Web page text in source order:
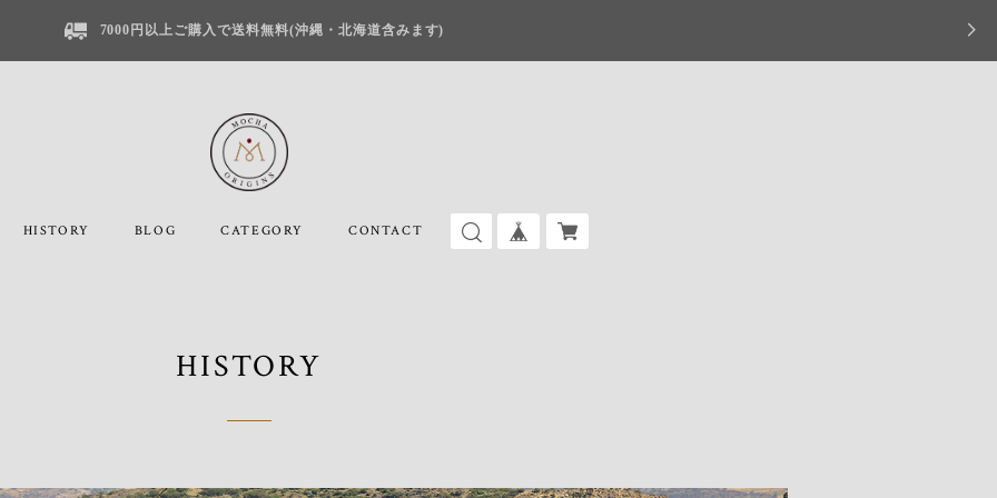
7000円以上ご購入で送料無料(沖縄・北海道含みます)
HISTORY BLOG CATEGORY CONTACT
HISTORY